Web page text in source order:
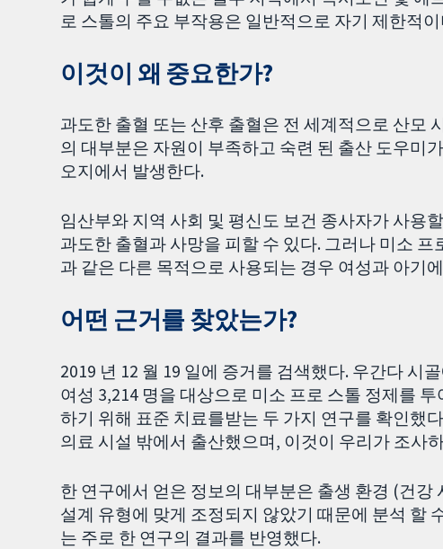
로 스톨의 주요 부작용은 일반적으로 자기 제한적
이것이 왜 중요한가?
과도한 출혈 또는 산후 출혈은 전 세계적으로 산모
의 대부분은 자원이 부족하고 숙련 된 출산 도우미
오지에서 발생한다.
임산부와 지역 사회 및 평신도 보건 종사자가 사용
과도한 출혈과 사망을 피할 수 있다. 그러나 미소
과 같은 다른 목적으로 사용되는 경우 여성과 아기
어떤 근거를 찾았는가?
2019 년 12 월 19 일에 증거를 검색했다. 우간다 시
여성 3,214 명을 대상으로 미소 프로 스톨 정제를
하기 위해 표준 치료를받는 두 가지 연구를 확인했
의료 시설 밖에서 출산했으며, 이것이 우리가 조사
한 연구에서 얻은 정보의 대부분은 출생 환경 (건
설계 유형에 맞게 조정되지 않았기 때문에 분석 할
는 주로 한 연구의 결과를 반영했다.